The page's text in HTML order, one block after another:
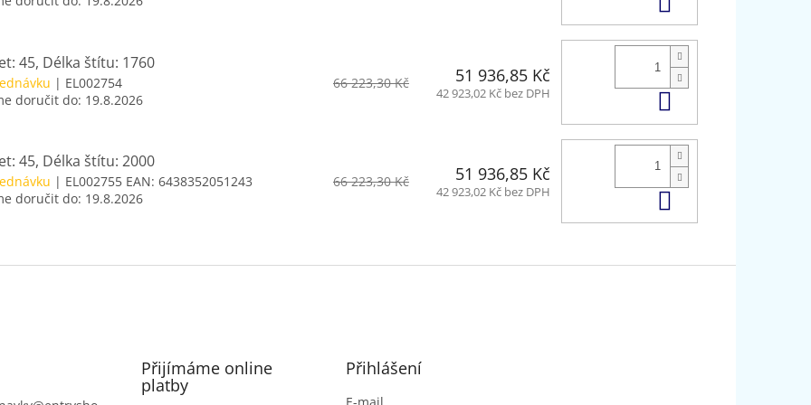
45, Délka štítu: 1760
| EL002754
doručit do: 19.8.2026
66 223,30 Kč 51 936,85 Kč
42 923,02 Kč bez DPH
45, Délka štítu: 2000
| EL002755 EAN: 6438352051243
doručit do: 19.8.2026
66 223,30 Kč 51 936,85 Kč
42 923,02 Kč bez DPH Do košíku
Přijímáme online
platby
Přihlášení